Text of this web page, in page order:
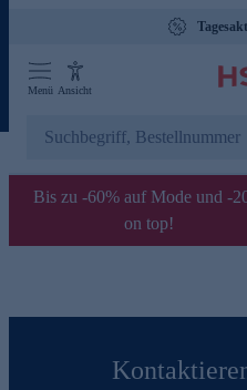
Menü Ansicht
Bis zu -60% auf Mode und -
on top!